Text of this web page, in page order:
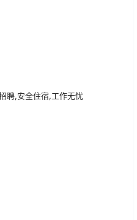
聘,安全住宿,工作无忧